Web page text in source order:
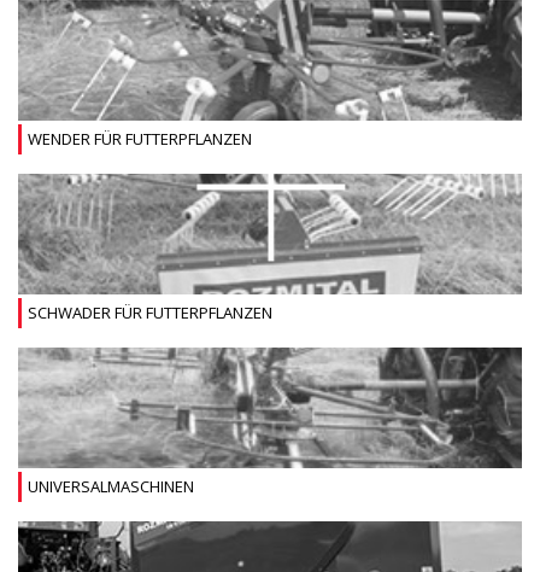
WENDER FÜR FUTTERPFLANZEN
SCHWADER FÜR FUTTERPFLANZEN
UNIVERSALMASCHINEN